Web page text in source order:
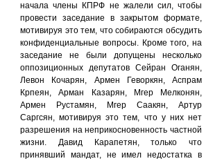
начала члены КПРФ не жалели сил, чтобы
провести заседание в закрытом формате,
мотивируя это тем, что собираются обсудить
конфиденциальные вопросы. Кроме того, на
заседание не были допущены несколько
оппозиционных депутатов Сейран Оганян,
Левон Кочарян, Армен Геворкян, Аспрам
Крпеян, Арман Казарян, Мгер Мелконян,
Армен Рустамян, Мгер Саакян, Артур
Саргсян, мотивируя это тем, что у них нет
разрешения на неприкосновенность частной
жизни. Давид Карапетян, только что
принявший мандат, не имел недостатка в